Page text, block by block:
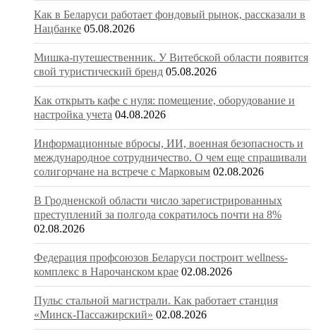
Как в Беларуси работает фондовый рынок, рассказали в
Нацбанке 05.08.2026
Мишка-путешественник. У Витебской области появится
свой туристический бренд 05.08.2026
Как открыть кафе с нуля: помещение, оборудование и
настройка учета 04.08.2026
Информационные вбросы, ИИ, военная безопасность и
международное сотрудничество. О чем еще спрашивали
солигорчане на встрече с Марковым 02.08.2026
В Гродненской области число зарегистрированных
преступлений за полгода сократилось почти на 8%
02.08.2026
Федерация профсоюзов Беларуси построит wellness-
комплекс в Нарочанском крае 02.08.2026
Пульс стальной магистрали. Как работает станция
«Минск-Пассажирский» 02.08.2026